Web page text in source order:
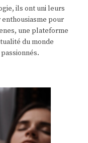
ils ont uni leurs
pour
une plateforme
du monde